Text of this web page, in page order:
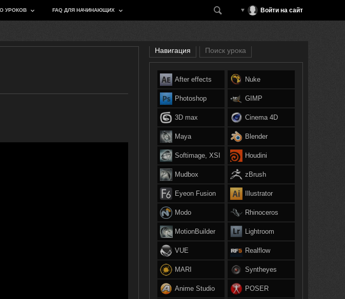
УРОКОВ FAQ ДЛЯ НАЧИНАЮЩИХ Войти на сайт
Навигация Поиск урока
After effects
Photoshop
3D max
Maya
Softimage, XSI
Mudbox
Eyeon Fusion
Modo
MotionBuilder
VUE
MARI
Anime Studio
Nuke
GIMP
Cinema 4D
Blender
Houdini
zBrush
Illustrator
Rhinoceros
Lightroom
Realflow
Syntheyes
POSER